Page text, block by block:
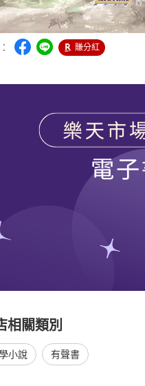
賺分紅
相關類別
小說 有聲書